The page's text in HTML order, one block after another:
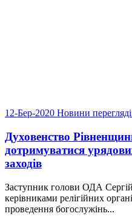
12-Бер-2020 Новини
Духовенство
дотримуватися
заходів
Заступник голови ОДА Сергій
керівниками релігійних
проведення богослужінь...